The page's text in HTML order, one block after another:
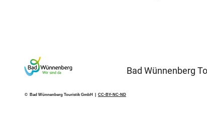
© Bad Wünnenberg Touristik GmbH | CC-BY-NC-ND
Bad Wünnenberg